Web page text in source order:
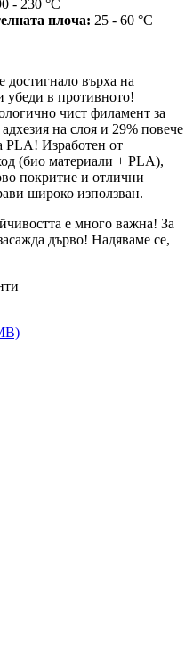
- 230 °C
плоча: 25 - 60 °C
достигнало върха на
убеди в противното!
чист филамент за
на слоя и 29% повече
PLA! Изработен от
(био материали + PLA),
покритие и отлични
широко използван.
е много важна! За
дърво! Надяваме се,